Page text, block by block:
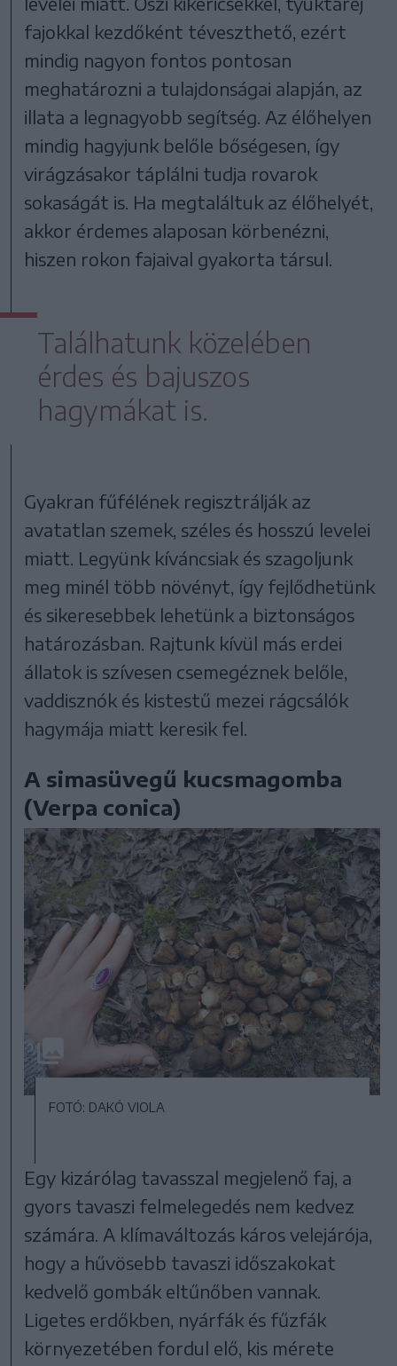
fajokkal kezdőként téveszthető, ezért
mindig nagyon fontos pontosan
meghatározni a tulajdonságai alapján, az
illata a legnagyobb segítség. Az élőhelyen
mindig hagyjunk belőle bőségesen, így
virágzásakor táplálni tudja rovarok
sokaságát is. Ha megtaláltuk az élőhelyét,
akkor érdemes alaposan körbenézni,
hiszen rokon fajaival gyakorta társul.
Találhatunk közelében
érdes és bajuszos
hagymákat is.
Gyakran fűfélének regisztrálják az
avatatlan szemek, széles és hosszú levelei
miatt. Legyünk kíváncsiak és szagoljunk
meg minél több növényt, így fejlődhetünk
és sikeresebbek lehetünk a biztonságos
határozásban. Rajtunk kívül más erdei
állatok is szívesen csemegéznek belőle,
vaddisznók és kistestű mezei rágcsálók
hagymája miatt keresik fel.
A simasüvegű kucsmagomba
(Verpa conica)
FOTÓ: DAKÓ VIOLA
Egy kizárólag tavasszal megjelenő faj, a
gyors tavaszi felmelegedés nem kedvez
számára. A klímaváltozás káros velejárója,
hogy a hűvösebb tavaszi időszakokat
kedvelő gombák eltűnőben vannak.
Ligetes erdőkben, nyárfák és fűzfák
környezetében fordul elő, kis mérete